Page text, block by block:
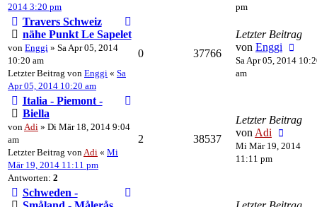
2014 3:20 pm
pm
Travers Schweiz
nähe Punkt Le Sapelet
von Enggi » Sa Apr 05, 2014
10:20 am
Letzter Beitrag von Enggi « Sa
Apr 05, 2014 10:20 am
0 37766
Letzter Beitrag
von Enggi
Sa Apr 05, 2014
am
Italia - Piemont -
Biella
von Adi » Di Mär 18, 2014 9:04
am
Letzter Beitrag von Adi « Mi
Mär 19, 2014 11:11 pm
Antworten: 2
2 38537
Letzter Beitrag
von Adi
Mi Mär 19, 2014
11:11 pm
Schweden -